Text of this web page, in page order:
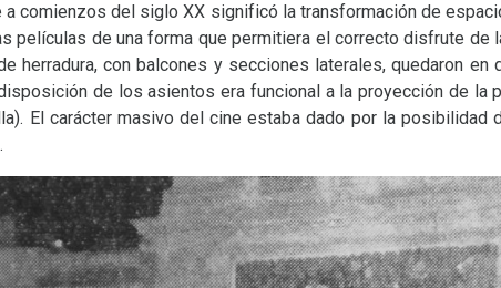
a comienzos del sigloXX significó la transformación de
películas de una forma que permitiera el correcto disfrute de
herradura, con balcones y secciones laterales, quedaron
de los asientos era funcional a la proyección de la
El carácter masivo del cine estaba dado por la posibilidad